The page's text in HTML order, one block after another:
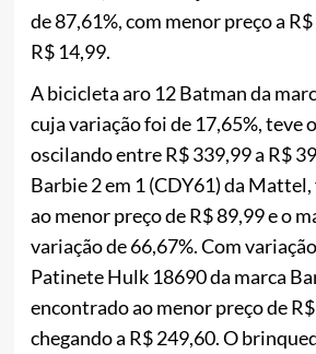
de 87,61%, com menor preço a
R$ 14,99.
A bicicleta aro 12 Batman da
cuja variação foi de 17,65%, teve
oscilando entre R$ 339,99 a R$
Barbie 2 em 1 (CDY61) da
ao menor preço de R$ 89,99 e o
variação de 66,67%. Com
Patinete Hulk 18690 da marca
encontrado ao menor preço de
chegando a R$ 249,60. O